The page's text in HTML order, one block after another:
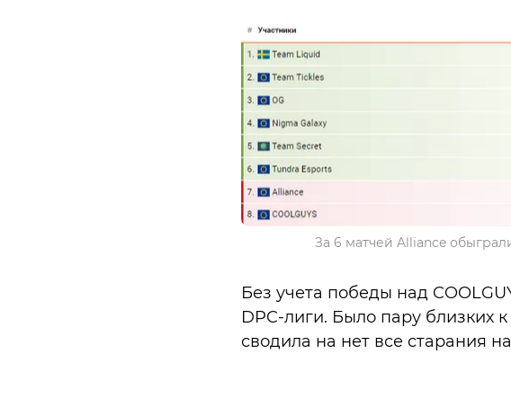
За 6 матчей Alliance
Без учета победы над
DPC-лиги. Было пару близких
сводила на нет все старания